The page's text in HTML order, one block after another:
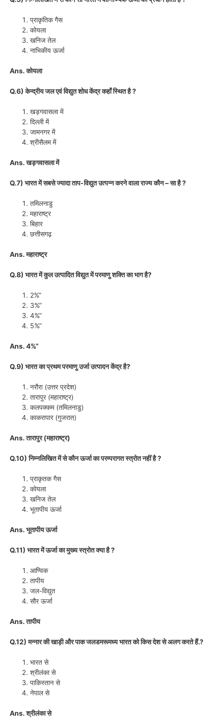
प्राकृतिक गैस
कोयला
खनिज तेल
नाभिकीय ऊर्जा
Ans. कोयला
Q.6) केन्द्रीय जल एवं विद्युत शोध केंद्र कहाँ स्थित है ?
खड़गवासला में
दिल्ली में
जामनगर में
श्रीसैलम में
Ans. खड़गवासला में
Q.7) भारत में सबसे ज्यादा ताप-विद्युत उत्पन्न करने वाला राज्य कौन – सा है ?
तमिलनाडु
महाराष्ट्र
बिहार
छत्तीसगढ़
Ans. महाराष्ट्र
Q.8) भारत में कुल उत्पादित विद्युत में परमाणु शक्ति का भाग है?
2%”
3%”
4%”
5%”
Ans. 4%”
Q.9) भारत का प्रथम परमाणु उर्जा उत्पादन केंद्र है?
नरौरा (उत्तर प्रदेश)
तारापुर (महाराष्ट्र)
कलपक्कम (तमिलनाडु)
काकरापार (गुजरात)
Ans. तारापुर (महाराष्ट्र)
Q.10) निम्नलिखित में से कौन ऊर्जा का परम्परागत स्त्रोत नहीं है ?
प्राकृतक गैस
कोयला
खनिज तेल
भूतापीय ऊर्जा
Ans. भूतापीय ऊर्जा
Q.11) भारत में ऊर्जा का मुख्य स्त्रोत क्या है ?
आण्विक
तापीय
जल-विद्युत
सौर ऊर्जा
Ans. तापीय
Q.12) मन्नार की खाड़ी और पाक जलडमरूमध्य भारत को किस देश से अलग करते हैं.?
भारत से
श्रीलंका से
पाकिस्तान से
नेपाल से
Ans. श्रीलंका से